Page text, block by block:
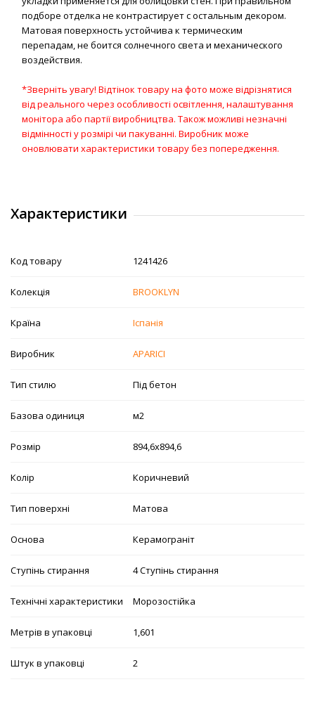
подборе отделка не контрастирует с остальным декором.
Матовая поверхность устойчива к термическим
перепадам, не боится солнечного света и механического
воздействия.
*Зверніть увагу! Відтінок товару на фото може відрізнятися
від реального через особливості освітлення, налаштування
монітора або партії виробництва. Також можливі незначні
відмінності у розмірі чи пакуванні. Виробник може
оновлювати характеристики товару без попередження.
Характеристики
Код товару 1241426
Колекція BROOKLYN
Країна Іспанія
Виробник APARICI
Тип стилю Під бетон
Базова одиниця м2
Розмір 894,6х894,6
Колір Коричневий
Тип поверхні Матова
Основа Керамограніт
Ступінь стирання 4 Ступінь стирання
Технічні характеристики Морозостійка
Метрів в упаковці 1,601
Штук в упаковці 2